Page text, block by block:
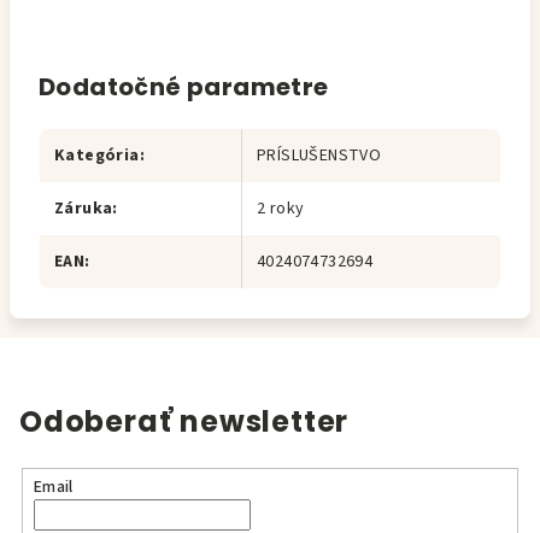
Dodatočné parametre
Kategória: PRÍSLUŠENSTVO
Záruka: 2 roky
EAN: 4024074732694
Odoberať newsletter
Email